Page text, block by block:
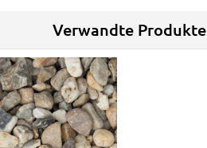
Verwandte Produkte